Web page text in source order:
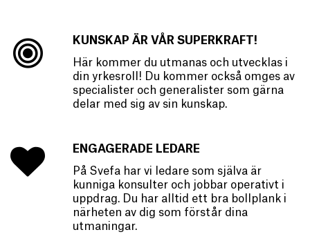
KUNSKAP ÄR VÅR SUPERKRAFT!
Här kommer du utmanas och utvecklas i
din yrkesroll! Du kommer också omges av
specialister och generalister som gärna
delar med sig av sin kunskap.
ENGAGERADE LEDARE
På Svefa har vi ledare som själva är
kunniga konsulter och jobbar operativt i
uppdrag. Du har alltid ett bra bollplank i
närheten av dig som förstår dina
utmaningar.